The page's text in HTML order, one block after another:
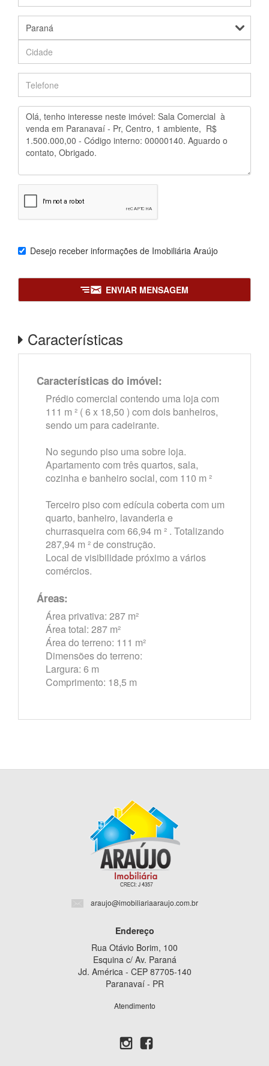
Desejo receber informações de Imobiliária Araújo
ENVIAR MENSAGEM
Características
Características do imóvel:
Prédio comercial contendo uma loja com
111 m ² ( 6 x 18,50 ) com dois banheiros,
sendo um para cadeirante.
No segundo piso uma sobre loja.
Apartamento com três quartos, sala,
cozinha e banheiro social, com 110 m ²
Terceiro piso com edícula coberta com um
quarto, banheiro, lavanderia e
churrasqueira com 66,94 m ² . Totalizando
287,94 m ² de construção.
Local de visibilidade próximo a vários
comércios.
Áreas:
Área privativa: 287 m²
Área total: 287 m²
Área do terreno: 111 m²
Dimensões do terreno:
Largura: 6 m
Comprimento: 18,5 m
araujo@imobiliariaaraujo.com.br
Endereço
Rua Otávio Borim, 100
Esquina c/ Av. Paraná
Jd. América - CEP 87705-140
Paranavaí - PR
Atendimento